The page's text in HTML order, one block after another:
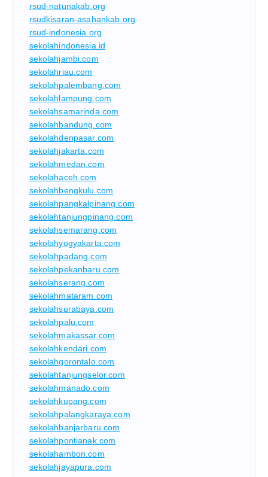
rsud-natunakab.org
rsudkisaran-asahankab.org
rsud-indonesia.org
sekolahindonesia.id
sekolahjambi.com
sekolahriau.com
sekolahpalembang.com
sekolahlampung.com
sekolahsamarinda.com
sekolahbandung.com
sekolahdenpasar.com
sekolahjakarta.com
sekolahmedan.com
sekolahaceh.com
sekolahbengkulu.com
sekolahpangkalpinang.com
sekolahtanjungpinang.com
sekolahsemarang.com
sekolahyogyakarta.com
sekolahpadang.com
sekolahpekanbaru.com
sekolahserang.com
sekolahmataram.com
sekolahsurabaya.com
sekolahpalu.com
sekolahmakassar.com
sekolahkendari.com
sekolahgorontalo.com
sekolahtanjungselor.com
sekolahmanado.com
sekolahkupang.com
sekolahpalangkaraya.com
sekolahbanjarbaru.com
sekolahpontianak.com
sekolahambon.com
sekolahjayapura.com